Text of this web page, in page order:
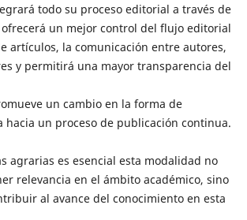
todo su proceso editorial a través de
ofrecerá un mejor control del flujo editorial
artículos, la comunicación entre autores,
y permitirá una mayor transparencia del
un cambio en la forma de
hacia un proceso de publicación continua.
agrarias es esencial esta modalidad no
relevancia en el ámbito académico, sino
al avance del conocimiento en esta